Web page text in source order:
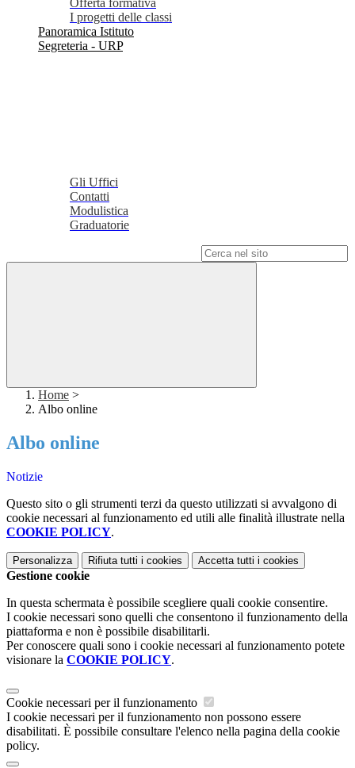
Offerta formativa
I progetti delle classi
Panoramica Istituto
Segreteria - URP
Gli Uffici
Contatti
Modulistica
Graduatorie
Home >
Albo online
Albo online
Notizie
Questo sito o gli strumenti terzi da questo utilizzati si avvalgono di
cookie necessari al funzionamento ed utili alle finalità illustrate nella
COOKIE POLICY.
Personalizza Rifiuta tutti i cookies Accetta tutti i cookies
Gestione cookie
In questa schermata è possibile scegliere quali cookie consentire.
I cookie necessari sono quelli che consentono il funzionamento della
piattaforma e non è possibile disabilitarli.
Per conoscere quali sono i cookie necessari al funzionamento potete
visionare la COOKIE POLICY.
Cookie necessari per il funzionamento
I cookie necessari per il funzionamento non possono essere
disabilitati. È possibile consultare l'elenco nella pagina della cookie
policy.